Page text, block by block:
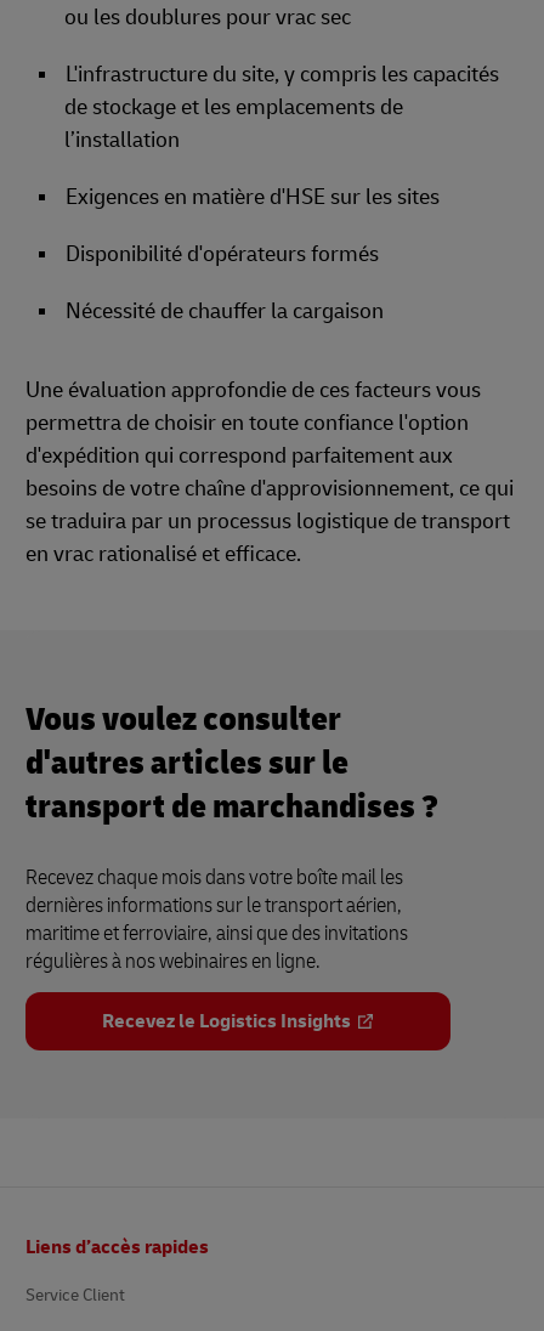
ou les doublures pour vrac sec
L'infrastructure du site, y compris les capacités
de stockage et les emplacements de
l’installation
Exigences en matière d'HSE sur les sites
Disponibilité d'opérateurs formés
Nécessité de chauffer la cargaison
Une évaluation approfondie de ces facteurs vous
permettra de choisir en toute confiance l'option
d'expédition qui correspond parfaitement aux
besoins de votre chaîne d'approvisionnement, ce qui
se traduira par un processus logistique de transport
en vrac rationalisé et efficace.
Vous voulez consulter
d'autres articles sur le
transport de marchandises ?
Recevez chaque mois dans votre boîte mail les
dernières informations sur le transport aérien,
maritime et ferroviaire, ainsi que des invitations
régulières à nos webinaires en ligne.
Recevez le Logistics Insights
de
Liens d’accès rapides
Service Client